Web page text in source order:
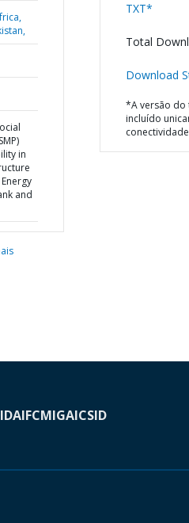
in
and
TXT*
Total
Download
*A versão do
incluído
IDAIFCMIGAICSID